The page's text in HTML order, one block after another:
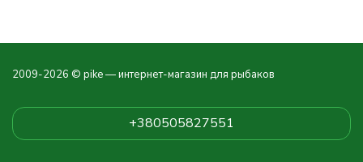
2009-2026 © pike — интернет-магазин для рыбаков
+380505827551